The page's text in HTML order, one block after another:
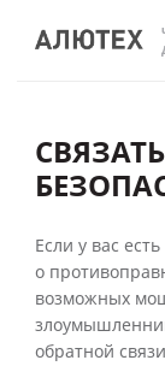
Если у вас
о
возможных
обратной